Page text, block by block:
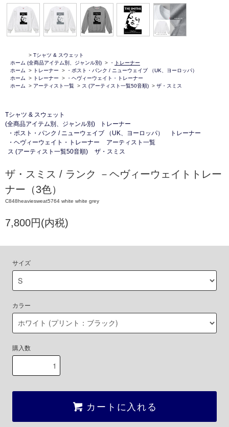
ホーム
> Tシャツ & スウェット
(全商品アイテム別、ジャンル別) > ・
トレーナー
ホーム
> トレーナー >
・ポスト・パンク / ニューウェイブ （UK、ヨーロッパ）
ホーム
> トレーナー >
・ヘヴィーウェイト・トレーナー
ホーム
> アーティスト一覧 > ス (アーティスト一覧50音順) > ザ・スミス
Tシャツ & スウェット
(全商品アイテム別、ジャンル別)
トレーナー
・ポスト・パンク / ニューウェイブ （UK、ヨーロッパ）
トレーナー
・ヘヴィーウェイト・トレーナー
アーティスト一覧
ス (アーティスト一覧50音順)
ザ・スミス
ザ・スミス / ランク －ヘヴィーウェイトトレー
ナー（3色）
C848heaviesweat5764 white white grey
7,800円(内税)
サイズ
カラー
購入数
カートに入れる